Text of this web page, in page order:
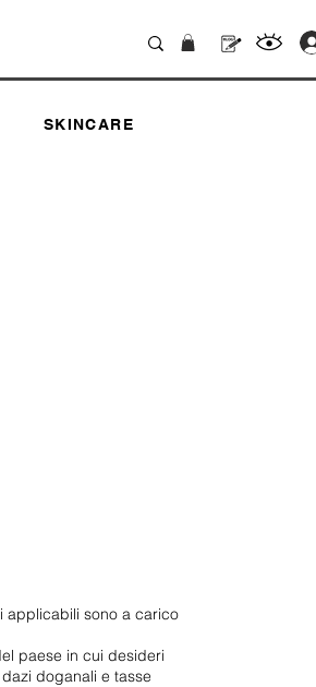
SKINCARE
applicabili sono a carico
paese in cui desideri
doganali e tasse